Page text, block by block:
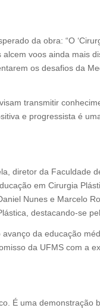
da obra: “O
voos ainda mais
os desafios da
transmitir
e progressista é
diretor da Faculdade
em Cirurgia
Nunes e Marcelo
destacando-se
da educação
da UFMS com a
É uma